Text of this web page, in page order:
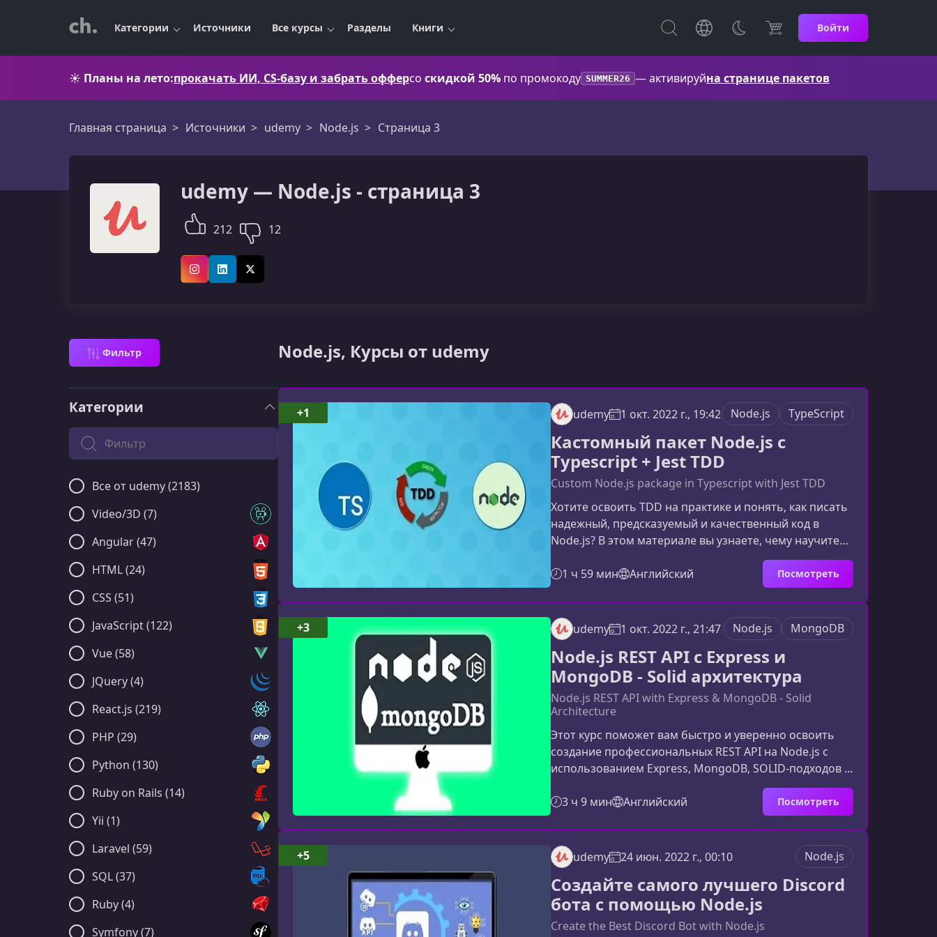
Категории Источники Все курсы Разделы Книги Войти
☀️ Планы на лето:прокачать ИИ, CS-базу и забрать офферсо скидкой 50% по промокоду SUMMER26 — активируйна странице пакетов
Главная страница Источники udemy Node.js Страница 3
udemy — Node.js - страница 3
212 12
InstagramLinkedInX (Twitter)
Фильтр Node.js, Курсы от udemy
Категории
Поиск по категории
Все от udemy (2183)
Video/3D (7)
Angular (47)
HTML (24)
CSS (51)
JavaScript (122)
Vue (58)
JQuery (4)
React.js (219)
PHP (29)
Python (130)
Ruby on Rails (14)
Yii (1)
Laravel (59)
SQL (37)
Ruby (4)
Symfony (7)
udemy 1 окт. 2022 г., 19:42 Node.js TypeScript
Кастомный пакет Node.js с
Typescript + Jest TDD
Custom Node.js package in Typescript with Jest TDD
Хотите освоить TDD на практике и понять, как писать
надежный, предсказуемый и качественный код в
Node.js? В этом материале вы узнаете, чему научитесь
на курсе, какие навыки получите и почему методика
разработки через тестирование в сочетании с
TypeScript и Jest становится мощным инструментом
для профессиональных разработчиков.Что даст вам
этот курсКурс поможет структурировать понимание
Test-Driven Development, научит применять его в
реальных п
1 ч 59 мин Английский Посмотреть
+1
udemy 1 окт. 2022 г., 21:47 Node.js MongoDB
Node.js REST API с Express и
MongoDB - Solid архитектура
Node.js REST API with Express & MongoDB - Solid
Architecture
Этот курс поможет вам быстро и уверенно освоить
создание профессиональных REST API на Node.js с
использованием Express, MongoDB, SOLID‑подходов и
современной архитектуры. Материал подаётся
структурировано, чтобы вы могли применять знания
сразу в реальных проектах: от настройки серверной
логики до документирования API и внедрения
безопасной аутентификации.Кому подходит этот
курсОбучение будет полезно как начинающим
разработчикам, так и тем, кто
3 ч 9 мин Английский Посмотреть
+3
udemy 24 июн. 2022 г., 00:10 Node.js
Создайте самого лучшего Discord
бота с помощью Node.js
Create the Best Discord Bot with Node.js
+5